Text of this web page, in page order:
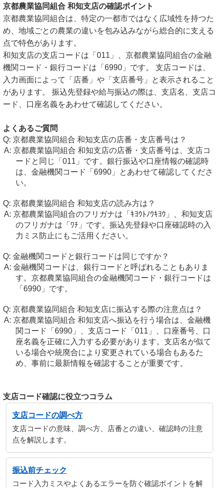
京都農業協同組合 和知支店の確認ポイント
京都農業協同組合は、特定の一都市ではなく広域性を持つた
め、地域ごとの農業の違いを包み込みながら総合的に支える
点で特色があります。
和知支店の支店コードは「011」、京都農業協同組合の金融
機関コード・銀行コードは「6990」です。 支店コードは、
入力画面によって「店番」や「支店番号」と表示されること
があります。 振込先登録や給与振込の際は、支店名、支店コ
ード、口座名義をあわせて確認してください。
よくあるご質問
京都農業協同組合 和知支店の店番・支店番号は？
京都農業協同組合 和知支店の店番・支店番号は、支店コ
ードと同じ「011」です。銀行振込や口座情報の確認時
は、金融機関コード「6990」とあわせて確認してくださ
い。
京都農業協同組合 和知支店の読み方は？
京都農業協同組合のフリガナは「ｷﾖｳﾄﾉｳｷﾖｳ」、和知支店
のフリガナは「ﾜﾁ」です。振込先登録や口座確認時の入
力ミス防止にもご活用ください。
金融機関コードと銀行コードは同じですか？
金融機関コードは、銀行コードと呼ばれることもありま
す。京都農業協同組合の金融機関コード・銀行コードは
「6990」です。
京都農業協同組合 和知支店に振込する際の注意点は？
京都農業協同組合 和知支店へ振込を行う場合は、金融機
関コード「6990」、支店コード「011」、口座番号、口
座名義を正確に入力する必要があります。支店名が似て
いる場合や統廃合により変更されている場合もあるた
め、事前に最新情報を確認することが重要です。
支店コード確認に役立つコラム
支店コードの調べ方
支店コードの意味、調べ方、店番との違い、確認時の注意
点を解説します。
振込前チェック
コード入力ミスやよくあるエラーを防ぐ確認ポイントを解